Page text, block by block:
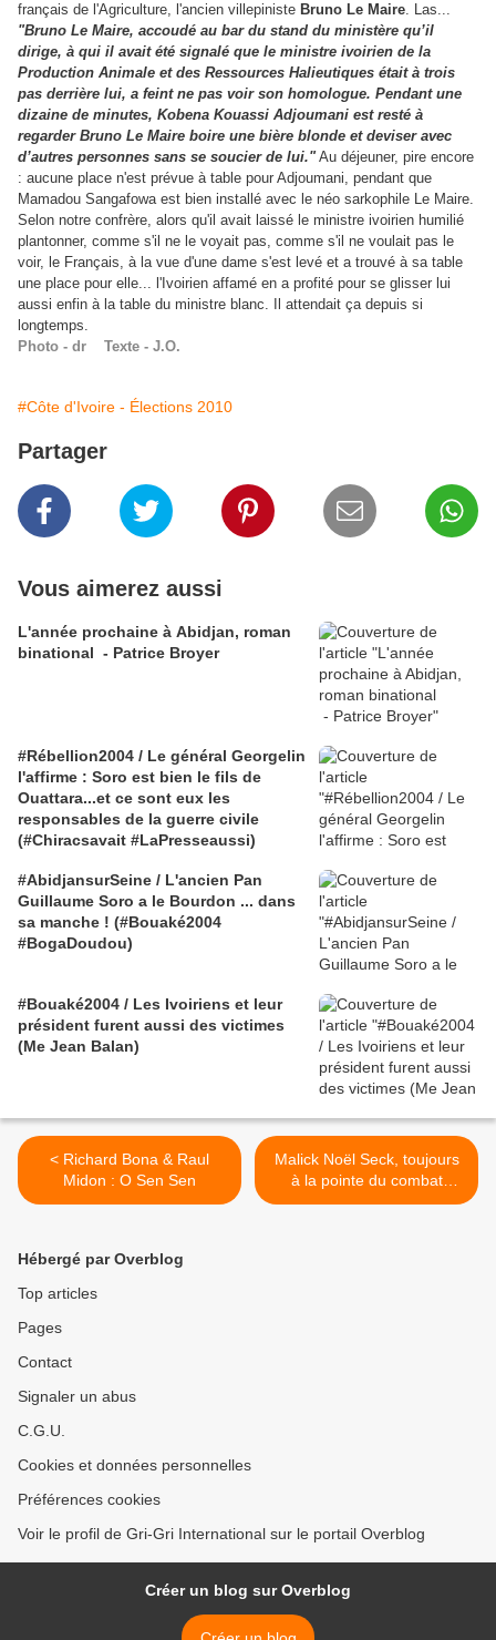
français de l'Agriculture, l'ancien villepiniste Bruno Le Maire. Las...
"Bruno Le Maire, accoudé au bar du stand du ministère qu’il
dirige, à qui il avait été signalé que le ministre ivoirien de la
Production Animale et des Ressources Halieutiques était à trois
pas derrière lui, a feint ne pas voir son homologue. Pendant une
dizaine de minutes, Kobena Kouassi Adjoumani est resté à
regarder Bruno Le Maire boire une bière blonde et deviser avec
d’autres personnes sans se soucier de lui."Au déjeuner, pire encore
: aucune place n'est prévue à table pour Adjoumani, pendant que
Mamadou Sangafowa est bien installé avec le néo sarkophile Le Maire.
Selon notre confrère, alors qu'il avait laissé le ministre ivoirien humilié
plantonner, comme s'il ne le voyait pas, comme s'il ne voulait pas le
voir, le Français, à la vue d'une dame s'est levé et a trouvé à sa table
une place pour elle... l'Ivoirien affamé en a profité pour se glisser lui
aussi enfin à la table du ministre blanc. Il attendait ça depuis si
longtemps.
Photo - dr Texte - J.O.
#Côte d'Ivoire - Élections 2010
Partager
Vous aimerez aussi
L'année prochaine à Abidjan, roman
binational - Patrice Broyer
#Rébellion2004 / Le général Georgelin
l'affirme : Soro est bien le fils de
Ouattara...et ce sont eux les
responsables de la guerre civile
(#Chiracsavait #LaPresseaussi)
#AbidjansurSeine / L'ancien Pan
Guillaume Soro a le Bourdon ... dans
sa manche ! (#Bouaké2004
#BogaDoudou)
#Bouaké2004 / Les Ivoiriens et leur
président furent aussi des victimes
(Me Jean Balan)
< Richard Bona & Raul
Midon : O Sen Sen
Malick Noël Seck, toujours
à la pointe du combat
contre Wade ! >
Hébergé par Overblog
Top articles
Pages
Contact
Signaler un abus
C.G.U.
Cookies et données personnelles
Préférences cookies
Voir le profil de Gri-Gri International sur le portail Overblog
Créer un blog sur Overblog